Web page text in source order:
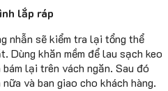
lắp ráp
nhẫn sẽ kiểm tra lại tổng thể
khăn mềm để lau sạch keo
lại trên vách ngăn. Sau đó
và ban giao cho khách hàng.